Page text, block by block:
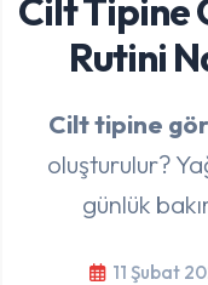
Cilt Tipine
Rutini
Cilt tipine
oluşturulur?
günlük
11 Şubat